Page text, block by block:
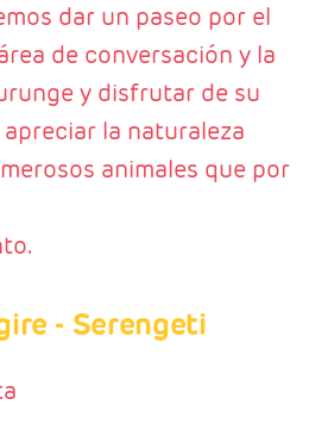
dar un paseo por el
de conversación y la
y disfrutar de su
la naturaleza
animales que por
- Serengeti